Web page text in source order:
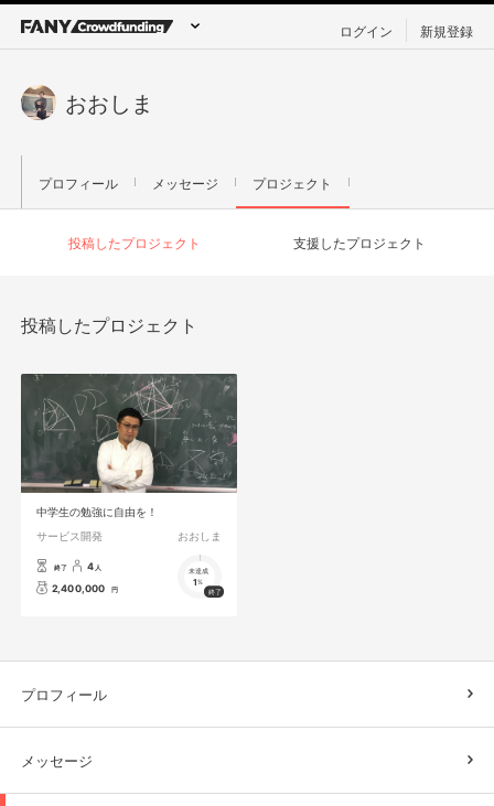
ログイン 新規登録
おおしま
プロフィール メッセージ プロジェクト
投稿したプロジェクト 支援したプロジェクト
投稿したプロジェクト
中学生の勉強に自由を！
サービス開発
おおしま
終了 4 人
2,400,000 円
未達成
1%
プロフィール
メッセージ